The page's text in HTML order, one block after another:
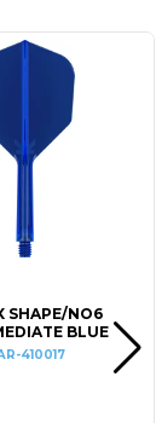
SHAPE/NO6
BLUE
410017